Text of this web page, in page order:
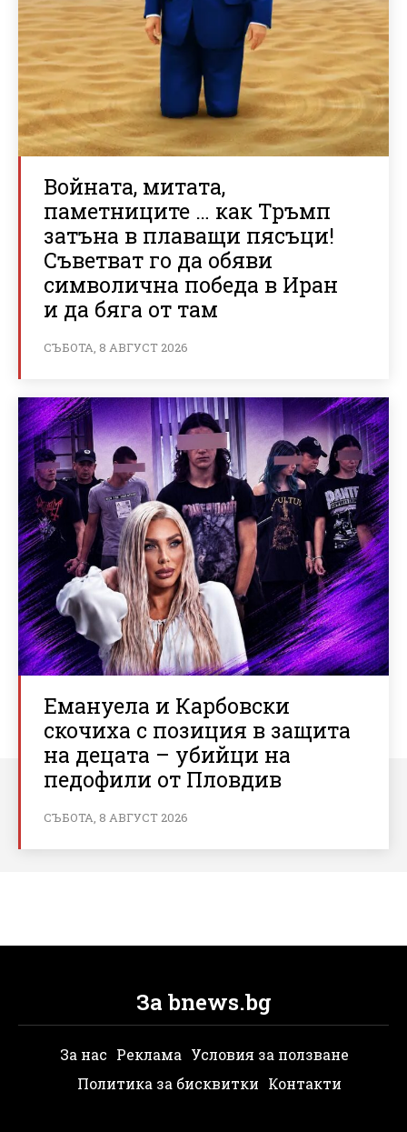
Войната, митата,
паметниците … как Тръмп
затъна в плаващи пясъци!
Съветват го да обяви
символична победа в Иран
и да бяга от там
СЪБОТА, 8 АВГУСТ 2026
Емануела и Карбовски
скочиха с позиция в защита
на децата – убийци на
педофили от Пловдив
СЪБОТА, 8 АВГУСТ 2026
За bnews.bg
За нас Реклама Условия за ползване
Политика за бисквитки Контакти